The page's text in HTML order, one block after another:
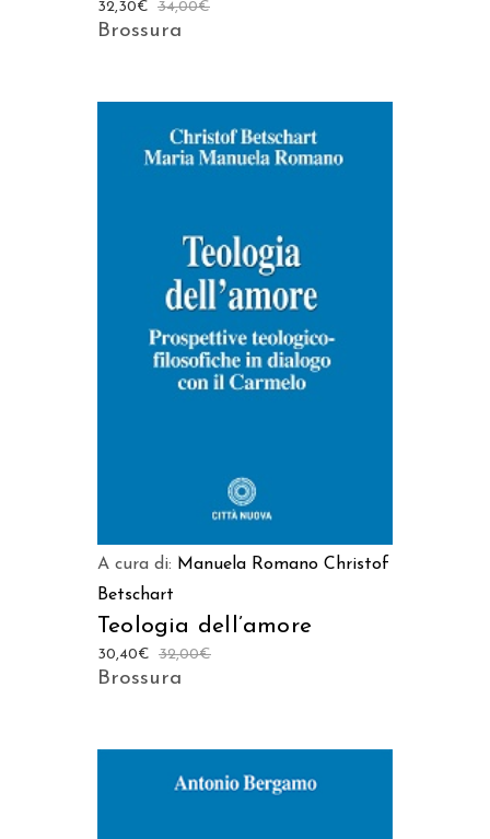
34,00€
32,30€
Brossura
A cura di: Manuela Romano Christof
Betschart
Teologia dell’amore
32,00€
30,40€
Brossura